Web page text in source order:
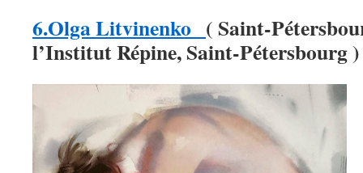
6.Olga Litvinenko ( Saint-
l’Institut Répine, Saint-Pétersbourg )